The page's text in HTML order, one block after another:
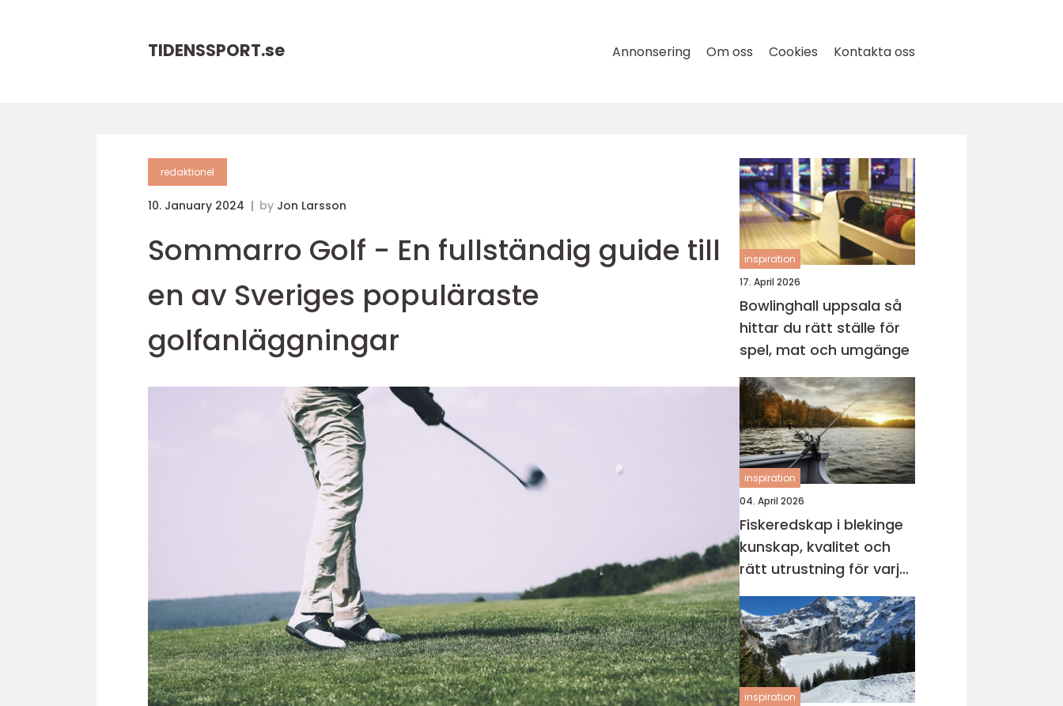
TIDENSSPORT.se Annonsering Om oss Cookies Kontakta oss
redaktionel
10. January 2024 by Jon Larsson
Sommarro Golf - En fullständig guide till
en av Sveriges populäraste
golfanläggningar
inspiration
17. April 2026
Bowlinghall uppsala så
hittar du rätt ställe för
spel, mat och umgänge
inspiration
04. April 2026
Fiskeredskap i blekinge
kunskap, kvalitet och
rätt utrustning för varje
vatten
inspiration